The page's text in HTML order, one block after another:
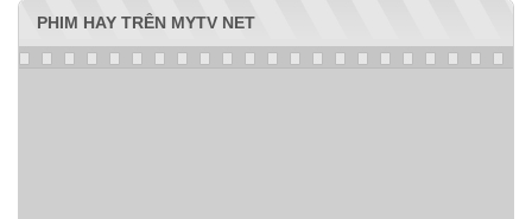
PHIM HAY TRÊN MYTV NET